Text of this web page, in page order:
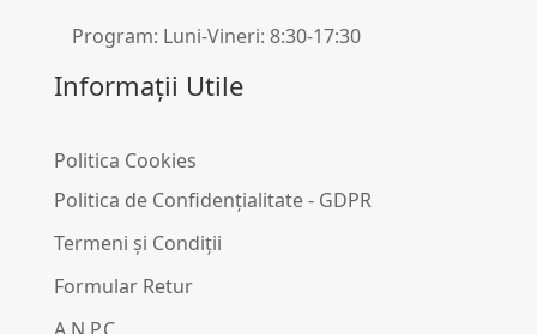
Program: Luni-Vineri: 8:30-17:30
Informații Utile
Politica Cookies
Politica de Confidențialitate - GDPR
Termeni și Condiții
Formular Retur